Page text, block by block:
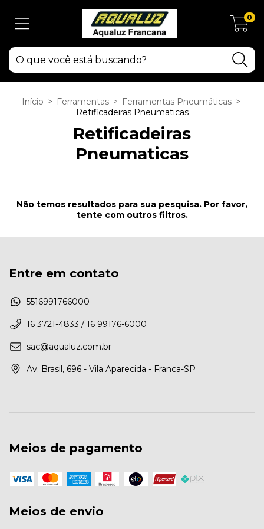
0
Início > Ferramentas > Ferramentas Pneumáticas >
Retificadeiras Pneumaticas
Retificadeiras
Pneumaticas
Não temos resultados para sua pesquisa. Por favor,
tente com outros filtros.
Entre em contato
5516991766000
16 3721-4833 / 16 99176-6000
sac@aqualuz.com.br
Av. Brasil, 696 - Vila Aparecida - Franca-SP
Meios de pagamento
Meios de envio